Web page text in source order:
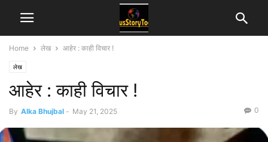
Home लेख आहेर : काही विचार !
लेख
आहेर : काही विचार !
By Alka Bhujbal - May 21, 2025 0